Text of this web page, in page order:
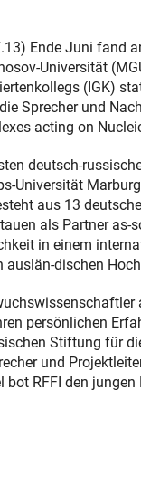
Ende Juni fand
Universität
(IGK)
Sprecher und
acting on
deutsch-
Universität
aus 13
als Partner as-
in einem
dischen
persönlichen
Stiftung für
und
RFFI den